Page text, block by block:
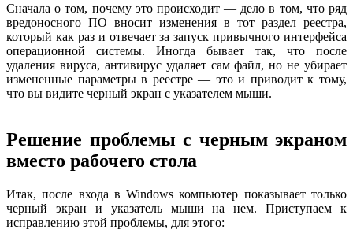
Сначала о том, почему это происходит — дело в том, что ряд
вредоносного ПО вносит изменения в тот раздел реестра,
который как раз и отвечает за запуск привычного интерфейса
операционной системы. Иногда бывает так, что после
удаления вируса, антивирус удаляет сам файл, но не убирает
измененные параметры в реестре — это и приводит к тому,
что вы видите черный экран с указателем мыши.
Решение проблемы с черным экраном
вместо рабочего стола
Итак, после входа в Windows компьютер показывает только
черный экран и указатель мыши на нем. Приступаем к
исправлению этой проблемы, для этого: